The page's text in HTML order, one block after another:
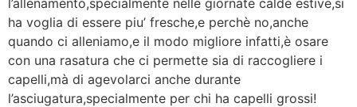
ha voglia di essere piu’ fresche,e perchè no,anche
quando ci alleniamo,e il modo migliore infatti,è osare
con una rasatura che ci permette sia di raccogliere i
capelli,mà di agevolarci anche durante
l’asciugatura,specialmente per chi ha capelli grossi!